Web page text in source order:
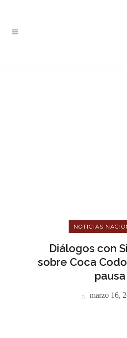
NOTICIAS
Diálogos con
sobre Coca
pausa
marzo 16,